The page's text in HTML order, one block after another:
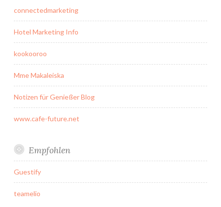
connectedmarketing
Hotel Marketing Info
kookooroo
Mme Makaleiska
Notizen für Genießer Blog
www.cafe-future.net
Empfohlen
Guestify
teamelio